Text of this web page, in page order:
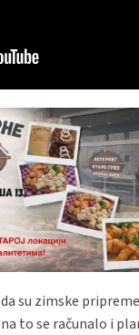
su zimske
to se računalo i